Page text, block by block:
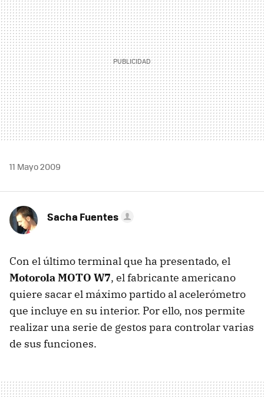
11 Mayo 2009
Sacha Fuentes
Con el último terminal que ha presentado, el
MotorolaMOTO W7, el fabricante americano
quiere sacar el máximo partido al acelerómetro
que incluye en su interior. Por ello, nos permite
realizar una serie de gestos para controlar varias
de sus funciones.